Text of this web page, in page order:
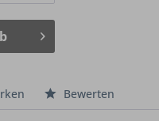
Bewerten